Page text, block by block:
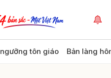
tôn giáo Bản làng